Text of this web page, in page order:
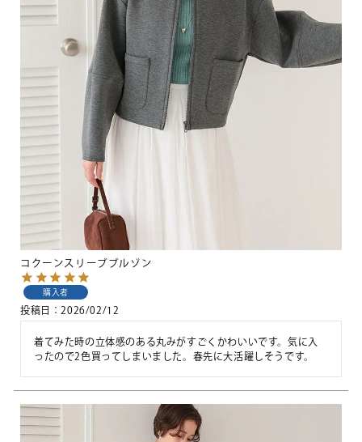
コクーンスリーブブルゾン
購入者
投稿日 2026/02/12
着てみた時の立体感のある丸みがすごくかわいいです。気に入
ったので2色買ってしまいました。春先に大活躍しそうです。